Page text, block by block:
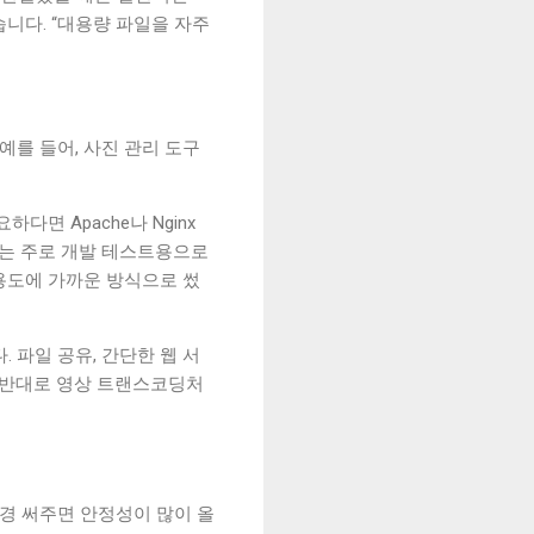
다. “대용량 파일을 자주
를 들어, 사진 관리 도구
하다면 Apache나 Nginx
주로 개발 테스트용으로
에 가까운 방식으로 썼
파일 공유, 간단한 웹 서
대로 영상 트랜스코딩처
써주면 안정성이 많이 올